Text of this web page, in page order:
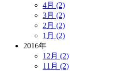
4月 (2)
3月 (2)
2月 (2)
1月 (2)
2016年
12月 (2)
11月 (2)